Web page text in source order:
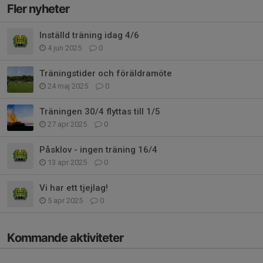
Fler nyheter
Inställd träning idag 4/6
4 jun 2025 0
Träningstider och föräldramöte
24 maj 2025 0
Träningen 30/4 flyttas till 1/5
27 apr 2025 0
Påsklov - ingen träning 16/4
13 apr 2025 0
Vi har ett tjejlag!
5 apr 2025 0
Kommande aktiviteter